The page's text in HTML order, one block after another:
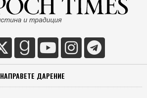
НАПРАВЕТЕ ДАРЕНИЕ